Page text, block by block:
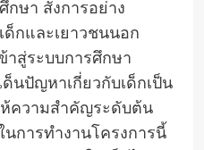
กษา สั่งการอย่าง
ด็กและเยาวชนนอก
าสู่ระบบการศึกษา
นปัญหาเกี่ยวกับเด็กเป็น
ห้ความสำคัญระดับต้น
การทำงานโครงการนี้